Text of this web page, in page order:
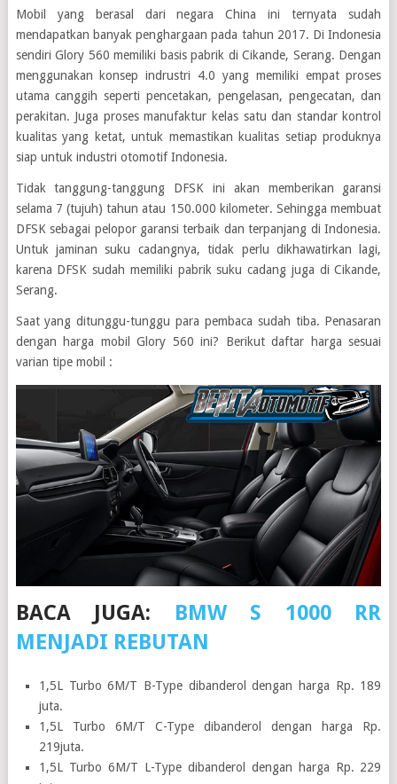
Mobil yang berasal dari negara China ini ternyata sudah
mendapatkan banyak penghargaan pada tahun 2017. Di Indonesia
sendiri Glory 560 memiliki basis pabrik di Cikande, Serang. Dengan
menggunakan konsep indrustri 4.0 yang memiliki empat proses
utama canggih seperti pencetakan, pengelasan, pengecatan, dan
perakitan. Juga proses manufaktur kelas satu dan standar kontrol
kualitas yang ketat, untuk memastikan kualitas setiap produknya
siap untuk industri otomotif Indonesia.
Tidak tanggung-tanggung DFSK ini akan memberikan garansi
selama 7 (tujuh) tahun atau 150.000 kilometer. Sehingga membuat
DFSK sebagai pelopor garansi terbaik dan terpanjang di Indonesia.
Untuk jaminan suku cadangnya, tidak perlu dikhawatirkan lagi,
karena DFSK sudah memiliki pabrik suku cadang juga di Cikande,
Serang.
Saat yang ditunggu-tunggu para pembaca sudah tiba. Penasaran
dengan harga mobil Glory 560 ini? Berikut daftar harga sesuai
varian tipe mobil :
BACA JUGA: BMW S 1000 RR
MENJADI REBUTAN
1,5L Turbo 6M/T B-Type dibanderol dengan harga Rp. 189
juta.
1,5L Turbo 6M/T C-Type dibanderol dengan harga Rp.
219juta.
1,5L Turbo 6M/T L-Type dibanderol dengan harga Rp. 229